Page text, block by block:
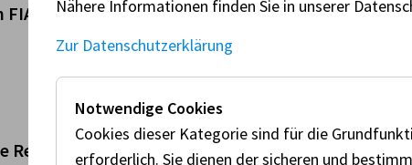
FIA Anhängen ⇒
Reglements
Nähere Informationen finden Sie in unserer
Zur Datenschutzerklärung
Notwendige Cookies
Cookies dieser Kategorie sind für die
erforderlich. Sie dienen der sicheren und